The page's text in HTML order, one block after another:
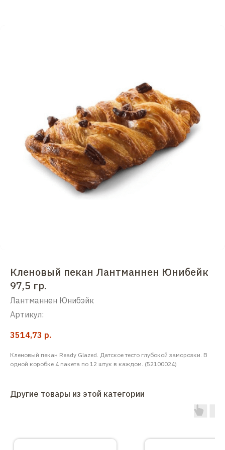
Кленовый пекан Лантманнен Юнибейк
97,5 гр.
Лантманнен Юнибэйк
Артикул:
3514,73 р.
Кленовый пекан Ready Glazed. Датское тесто глубокой заморозки. В
одной коробке 4 пакета по 12 штук в каждом. (52100024)
Другие товары из этой категории